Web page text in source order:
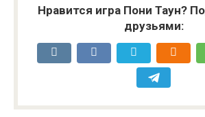
Нравится игра Пони Таун?
друзьями: